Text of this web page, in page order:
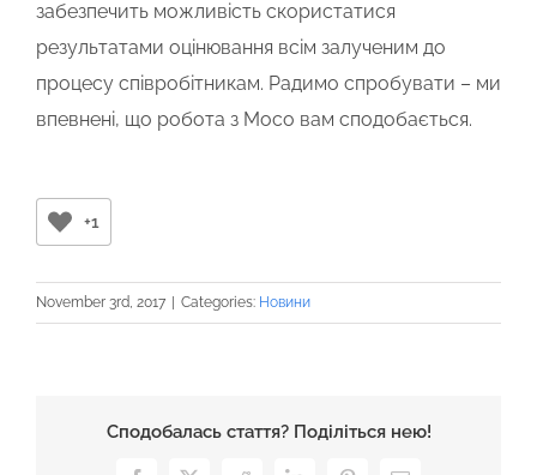
забезпечить можливість скористатися
результатами оцінювання всім залученим до
процесу співробітникам. Радимо спробувати – ми
впевнені, що робота з Мосо вам сподобається.
+1
November 3rd, 2017 | Categories: Новини
Сподобалась стаття? Поділіться нею!